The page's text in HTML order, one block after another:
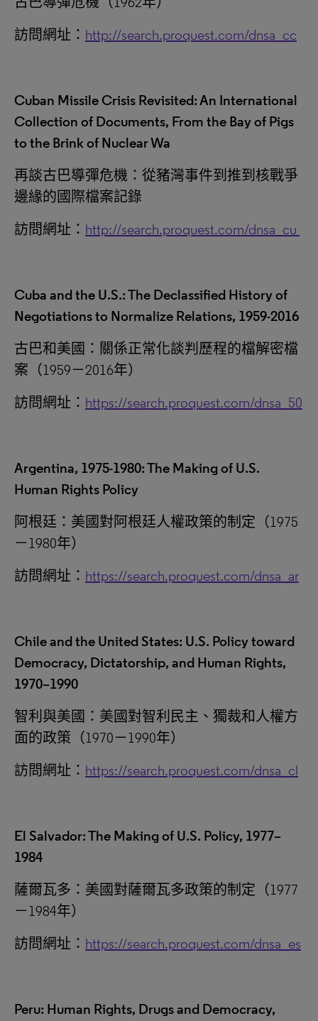
訪問網址： http://search.proquest.com/dnsa_cc
Cuban Missile Crisis Revisited: An International
Collection of Documents, From the Bay of Pigs
to the Brink of Nuclear Wa
再談古巴導彈危機：從豬灣事件到推到核戰爭
邊緣的國際檔案記錄
訪問網址： http://search.proquest.com/dnsa_cu
Cuba and the U.S.: The Declassified History of
Negotiations to Normalize Relations, 1959-2016
古巴和美國：關係正常化談判歷程的檔解密檔
案（1959－2016年）
訪問網址： https://search.proquest.com/dnsa_50
Argentina, 1975-1980: The Making of U.S.
Human Rights Policy
阿根廷：美國對阿根廷人權政策的制定（1975
－1980年）
訪問網址： https://search.proquest.com/dnsa_ar
Chile and the United States: U.S. Policy toward
Democracy, Dictatorship, and Human Rights,
1970–1990
智利與美國：美國對智利民主、獨裁和人權方
面的政策（1970－1990年）
訪問網址： https://search.proquest.com/dnsa_cl
El Salvador: The Making of U.S. Policy, 1977–
1984
薩爾瓦多：美國對薩爾瓦多政策的制定（1977
－1984‎年）
訪問網址： https://search.proquest.com/dnsa_es
Peru: Human Rights, Drugs and Democracy,